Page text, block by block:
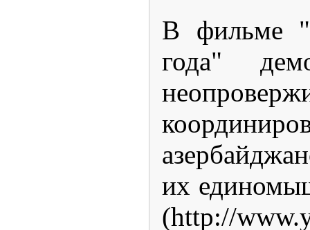
В фильме
года"
их
(http://